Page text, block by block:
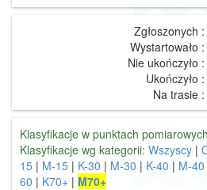
Zgłoszonych :
Wystartowało :
Nie ukończyło :
Ukończyło :
Na trasie :
Klasyfikacje w punktach
Klasyfikacje wg kategorii: Wszyscy |
15 | M-15 | K-30 | M-30 | K-40 | M-40
60 | K70+ | M70+